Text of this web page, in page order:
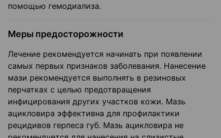
помощью гемодиализа.
Меры предосторожности
Лечение рекомендуется начинать при появлении
самых первых признаков заболевания. Нанесение
мази рекомендуется выполнять в резиновых
перчатках с целью предотвращения
инфицирования других участков кожи. Мазь
ацикловира эффективна для профилактики
рецидивов герпеса губ. Мазь ацикловира не